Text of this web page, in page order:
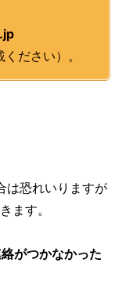
ださい）。
は恐れいりますが
ます。
がつかなかった